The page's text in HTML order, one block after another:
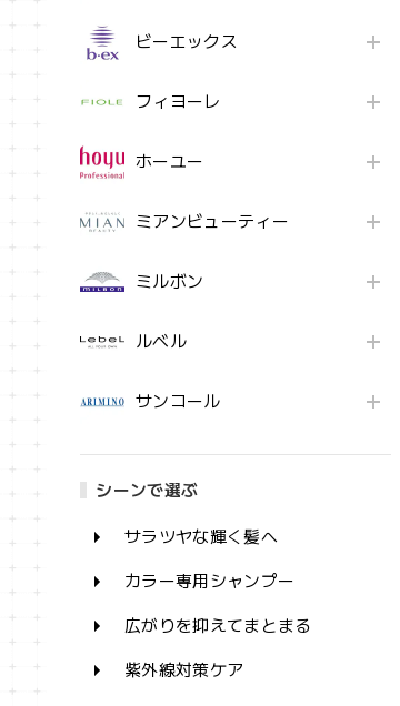
ビーエックス
フィヨーレ
ホーユー
ミアンビューティー
ミルボン
ルベル
サンコール
シーンで選ぶ
サラツヤな輝く髪へ
カラー専用シャンプー
広がりを抑えてまとまる
紫外線対策ケア